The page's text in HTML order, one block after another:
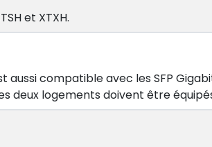
et XTXH.
compatible avec les SFP
deux logements doivent être